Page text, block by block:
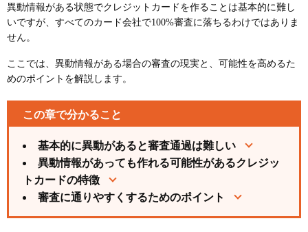
異動情報がある状態でクレジットカードを作ることは基本的に難し
いですが、すべてのカード会社で100%審査に落ちるわけではありま
せん。
ここでは、異動情報がある場合の審査の現実と、可能性を高めるた
めのポイントを解説します。
この章で分かること
基本的に異動があると審査通過は難しい
異動情報があっても作れる可能性があるクレジッ
トカードの特徴
審査に通りやすくするためのポイント